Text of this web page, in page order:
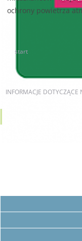
ochrony powietrza
start
INFORMACJE DOTYCZĄCE